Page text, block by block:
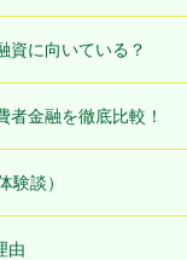
資に向いている？
者金融を徹底比較！
験談）
由